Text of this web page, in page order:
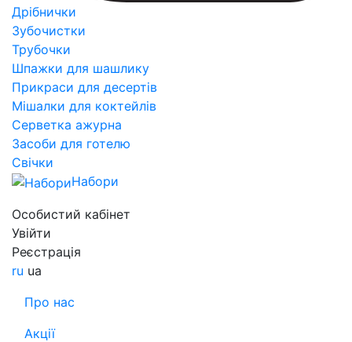
Дрібнички
Зубочистки
Трубочки
Шпажки для шашлику
Прикраси для десертів
Мішалки для коктейлів
Серветка ажурна
Засоби для готелю
Свічки
Набори
Особистий кабінет
Увійти
Реєстрація
ru ua
Про нас
Акції